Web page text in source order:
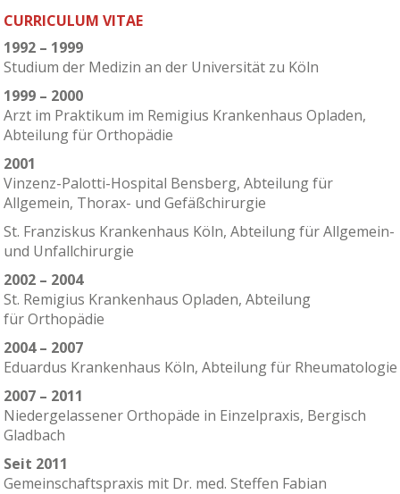
CURRICULUM VITAE
1992 – 1999
Studium der Medizin an der Universität zu Köln
1999 – 2000
Arzt im Praktikum im Remigius Krankenhaus Opladen,
Abteilung für Orthopädie
2001
Vinzenz-Palotti-Hospital Bensberg, Abteilung für
Allgemein, Thorax- und Gefäßchirurgie
St. Franziskus Krankenhaus Köln, Abteilung für Allgemein-
und Unfallchirurgie
2002 – 2004
St. Remigius Krankenhaus Opladen, Abteilung
für Orthopädie
2004 – 2007
Eduardus Krankenhaus Köln, Abteilung für Rheumatologie
2007 – 2011
Niedergelassener Orthopäde in Einzelpraxis, Bergisch
Gladbach
Seit 2011
Gemeinschaftspraxis mit Dr. med. Steffen Fabian